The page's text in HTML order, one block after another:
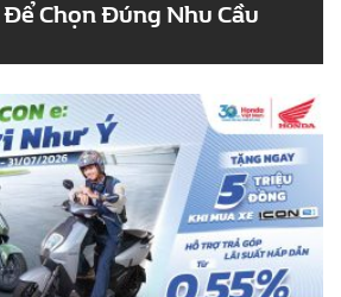
Để Chọn Đúng Nhu Cầu